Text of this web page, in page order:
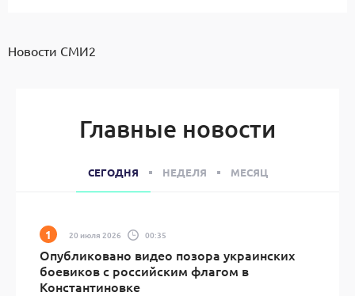
Новости СМИ2
Главные новости
СЕГОДНЯ НЕДЕЛЯ МЕСЯЦ
20 июля 2026 00:35
Опубликовано видео позора украинских
боевиков с российским флагом в
Константиновке